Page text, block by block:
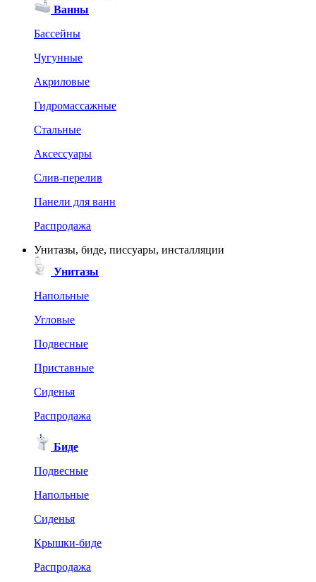
Ванны
Бассейны
Чугунные
Акриловые
Гидромассажные
Стальные
Аксессуары
Слив-перелив
Панели для ванн
Распродажа
Унитазы, биде, писсуары, инсталляции
Унитазы
Напольные
Угловые
Подвесные
Приставные
Сиденья
Распродажа
Биде
Подвесные
Напольные
Сиденья
Крышки-биде
Распродажа